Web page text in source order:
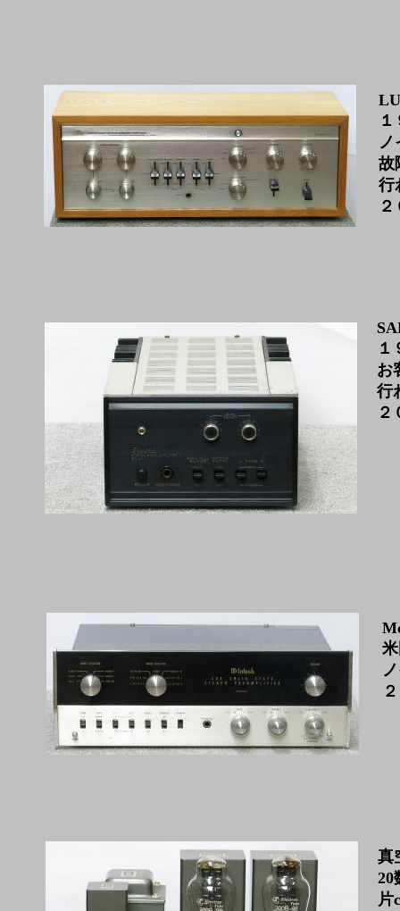
ノ
故
行
１
お
行
２
真
20
片